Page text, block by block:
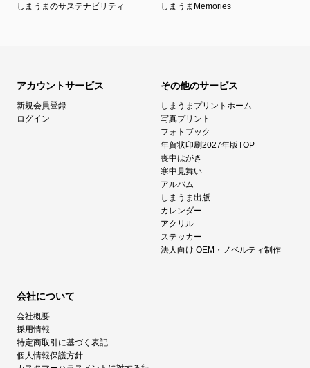
しまうまのサステナビリティ しまうまMemories
アカウントサービス
新規会員登録
ログイン
その他のサービス
しまうまプリントホーム
写真プリント
フォトブック
年賀状印刷2027年版TOP
喪中はがき
寒中見舞い
アルバム
しまうま出版
カレンダー
アクリル
ステッカー
法人向け OEM・ノベルティ制作
会社について
会社概要
採用情報
特定商取引に基づく表記
個人情報保護方針